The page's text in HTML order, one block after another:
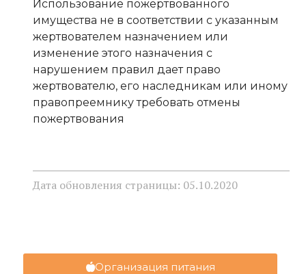
Использование пожертвованного
имущества не в соответствии с указанным
жертвователем назначением или
изменение этого назначения с
нарушением правил дает право
жертвователю, его наследникам или иному
правопреемнику требовать отмены
пожертвования
Дата обновления страницы: 05.10.2020
Организация питания